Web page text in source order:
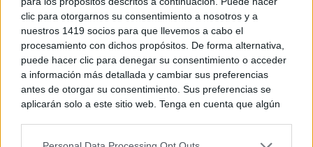
clic para otorgarnos su consentimiento a nosotros y a
nuestros 1419 socios para que llevemos a cabo el
procesamiento con dichos propósitos. De forma alternativa,
puede hacer clic para denegar su consentimiento o acceder
a información más detallada y cambiar sus preferencias
antes de otorgar su consentimiento. Sus preferencias se
aplicarán solo a este sitio web. Tenga en cuenta que algún
Regionales, que lo podamos aprobar con el máximo
y el mayor consenso posible, y que se eleve para su
aprobación en el Parlamento Nacional, que también
confiamos que tenga una tramitación ágil, para que
todo este trabajo pronto pueda ver la luz”.